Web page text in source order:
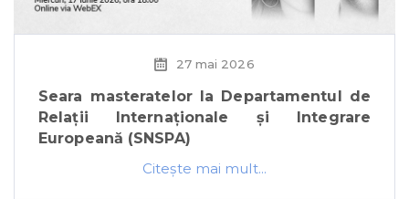
27 mai 2026
Seara masteratelor la Departamentul de
Relații Internaționale și Integrare
Europeană (SNSPA)
Citeşte mai mult...